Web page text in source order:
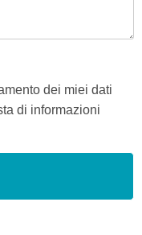
dei miei dati
di informazioni